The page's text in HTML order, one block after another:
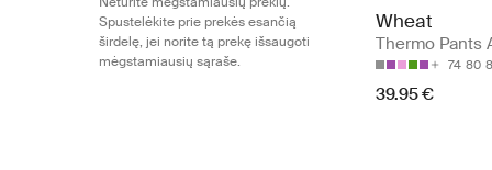
Spustelėkite prie prekės esančią
širdelę, jei norite tą prekę išsaugoti
mėgstamiausių sąraše.
Wheat
Thermo Pants
74 80
39.95 €